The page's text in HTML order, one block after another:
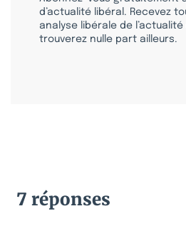
d’actualité libéral. Recevez
analyse libérale de
trouverez nulle part ailleurs.
7 réponses